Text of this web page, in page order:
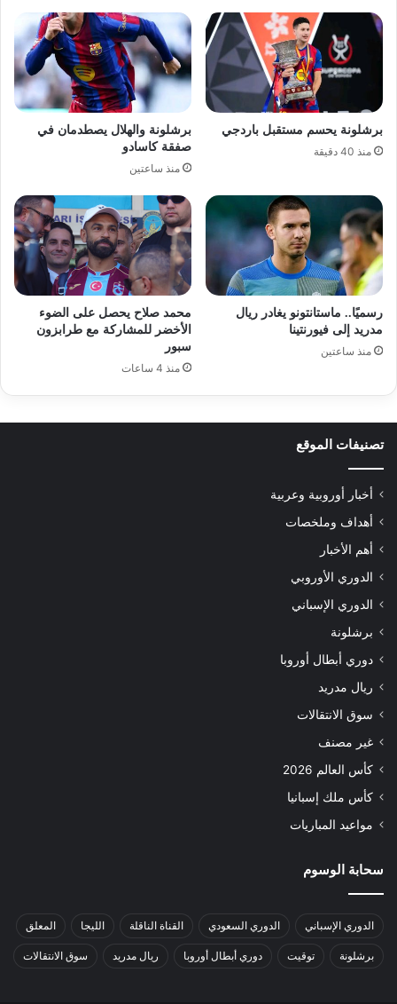
برشلونة يحسم مستقبل باردجي
منذ 40 دقيقة
برشلونة والهلال يصطدمان في
صفقة كاسادو
منذ ساعتين
رسميًا.. ماستانتونو يغادر ريال
مدريد إلى فيورنتينا
منذ ساعتين
محمد صلاح يحصل على الضوء
الأخضر للمشاركة مع طرابزون
سبور
منذ 4 ساعات
تصنيفات الموقع
أخبار أوروبية وعربية
أهداف وملخصات
أهم الأخبار
الدوري الأوروبي
الدوري الإسباني
برشلونة
دوري أبطال أوروبا
ريال مدريد
سوق الانتقالات
غير مصنف
كأس العالم 2026
كأس ملك إسبانيا
مواعيد المباريات
سحابة الوسوم
الدوري الإسباني الدوري السعودي القناة الناقلة الليجا المعلق
برشلونة توقيت دوري أبطال أوروبا ريال مدريد سوق الانتقالات